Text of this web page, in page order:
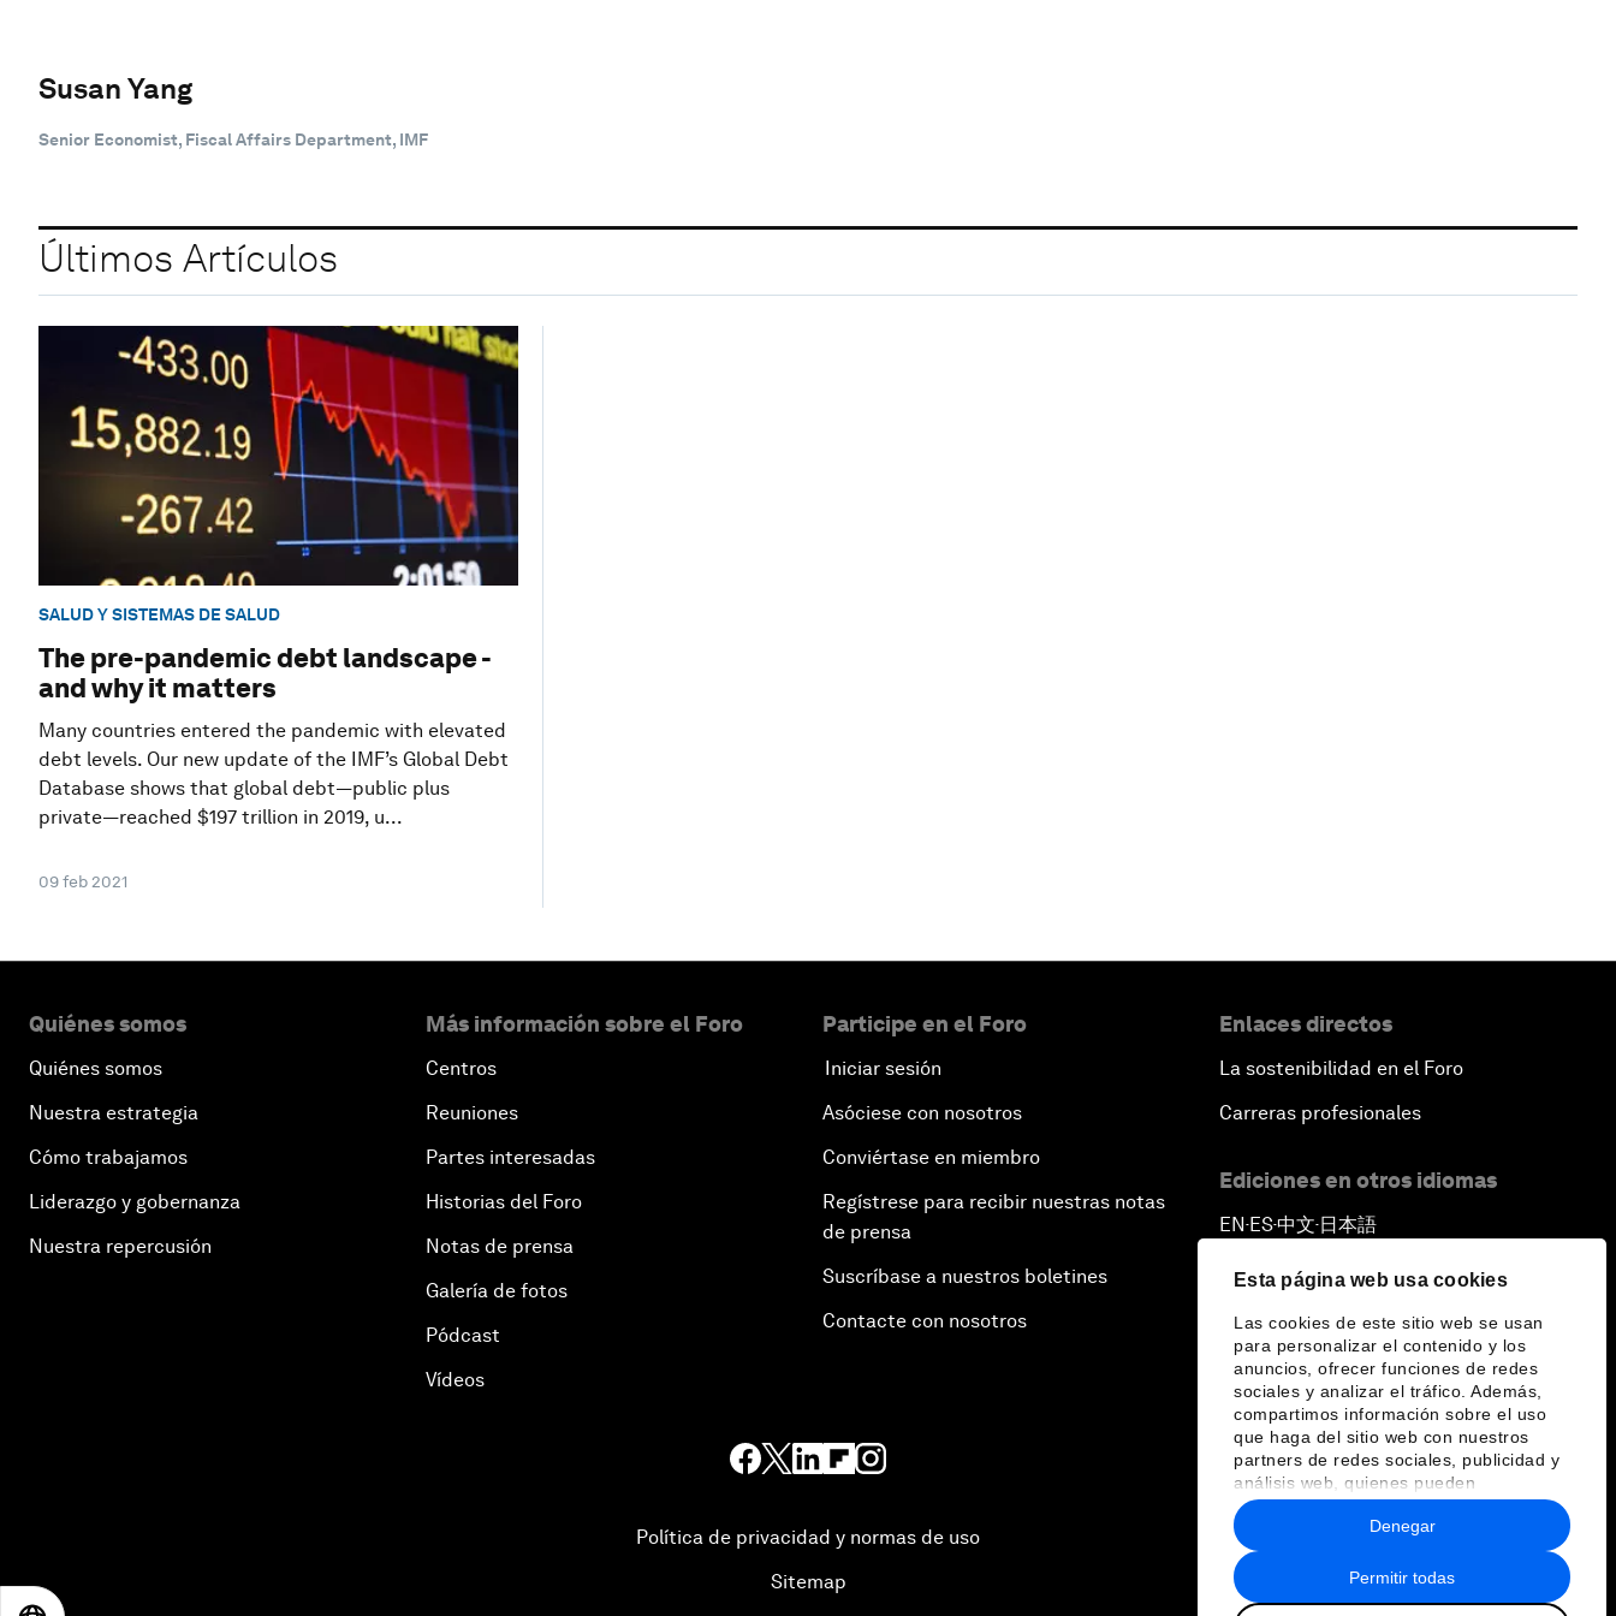
Esta página web usa cookies
Las cookies de este sitio web se usan
para personalizar el contenido y los
anuncios, ofrecer funciones de redes
sociales y analizar el tráfico. Además,
compartimos información sobre el uso
que haga del sitio web con nuestros
partners de redes sociales, publicidad y
análisis web, quienes pueden
combinarla con otra información que les
haya proporcionado o que hayan
recopilado a partir del uso que haya
hecho de sus servicios.
Permitir todas
Denegar
Susan Yang
Senior Economist, Fiscal Affairs Department, IMF
Últimos Artículos
SALUD Y SISTEMAS DE SALUD
The pre-pandemic debt landscape -
and why it matters
Many countries entered the pandemic with elevated
debt levels. Our new update of the IMF’s Global Debt
Database shows that global debt—public plus
private—reached $197 trillion in 2019, u...
09 feb 2021
Quiénes somos
Quiénes somos
Nuestra estrategia
Cómo trabajamos
Liderazgo y gobernanza
Nuestra repercusión
Más información sobre el Foro
Centros
Reuniones
Partes interesadas
Historias del Foro
Notas de prensa
Galería de fotos
Pódcast
Vídeos
Participe en el Foro
Iniciar sesión
Asóciese con nosotros
Conviértase en miembro
Regístrese para recibir nuestras notas
de prensa
Suscríbase a nuestros boletines
Contacte con nosotros
Enlaces directos
La sostenibilidad en el Foro
Carreras profesionales
Ediciones en otros idiomas
EN ▪ ES▪中文▪ 日本語
Política de privacidad y normas de uso
Sitemap